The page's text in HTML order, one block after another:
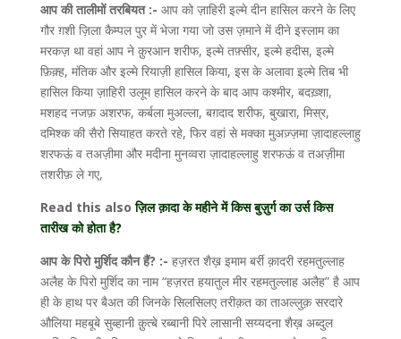
आप की तालीमों तरबियत :- आप को ज़ाहिरी इल्मे दीन हासिल करने के लिए
गौर ग़शी ज़िला कैम्पल पुर में भेजा गया जो उस ज़माने में दीने इस्लाम का
मरकज़ था वहां आप ने क़ुरआन शरीफ, इल्मे तफ़्सीर, इल्मे हदीस, इल्मे
फ़िक़्ह, मंतिक और इल्मे रियाज़ी हासिल किया, इस के अलावा इल्मे तिब भी
हासिल किया ज़ाहिरी उलूम हासिल करने के बाद आप कश्मीर, बदख़्शा,
मशहद नजफ़ अशरफ, कर्बला मुअल्ला, बग़दाद शरीफ, बुखारा, मिस्र,
दमिश्क की सैरो सियाहत करते रहे, फिर वहां से मक्का मुअज़्ज़मा ज़ादाहल्लाहु
शरफऊं व तअज़ीमा और मदीना मुनव्वरा ज़ादाहल्लाहु शरफऊं व तअज़ीमा
तशरीफ़ ले गए,
Read this also ज़िल क़ादा के महीने में किस बुज़ुर्ग का उर्स किस
तारीख को होता है?
आप के पिरो मुर्शिद कौन हैं? :- हज़रत शैख़ इमाम बर्री क़ादरी रहमतुल्लाह
अलैह के पिरो मुर्शिद का नाम “हज़रत हयातुल मीर रहमतुल्लाह अलैह” है आप
ही के हाथ पर बैअत की जिनके सिलसिलए तरीक़त का ताअल्लुक़ सरदारे
औलिया महबूबे सुब्हानी क़ुत्बे रब्बानी पिरे लासानी सय्यदना शैख़ अब्दुल